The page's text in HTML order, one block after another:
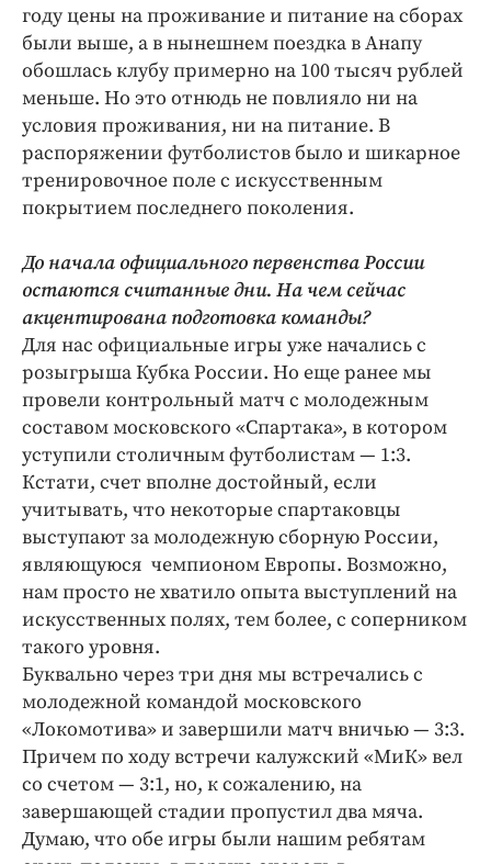
году цены на проживание и питание на сборах
были выше, а в нынешнем поездка в Анапу
обошлась клубу примерно на 100 тысяч рублей
меньше. Но это отнюдь не повлияло ни на
условия проживания, ни на питание. В
распоряжении футболистов было и шикарное
тренировочное поле с искусственным
покрытием последнего поколения.
До начала официального первенства России
остаются считанные дни. На чем сейчас
акцентирована подготовка команды?
Для нас официальные игры уже начались с
розыгрыша Кубка России. Но еще ранее мы
провели контрольный матч с молодежным
составом московского «Спартака», в котором
уступили столичным футболистам — 1:3.
Кстати, счет вполне достойный, если
учитывать, что некоторые спартаковцы
выступают за молодежную сборную России,
являющуюся чемпионом Европы. Возможно,
нам просто не хватило опыта выступлений на
искусственных полях, тем более, с соперником
такого уровня.
Буквально через три дня мы встречались с
молодежной командой московского
«Локомотива» и завершили матч вничью — 3:3.
Причем по ходу встречи калужский «МиК» вел
со счетом — 3:1, но, к сожалению, на
завершающей стадии пропустил два мяча.
Думаю, что обе игры были нашим ребятам